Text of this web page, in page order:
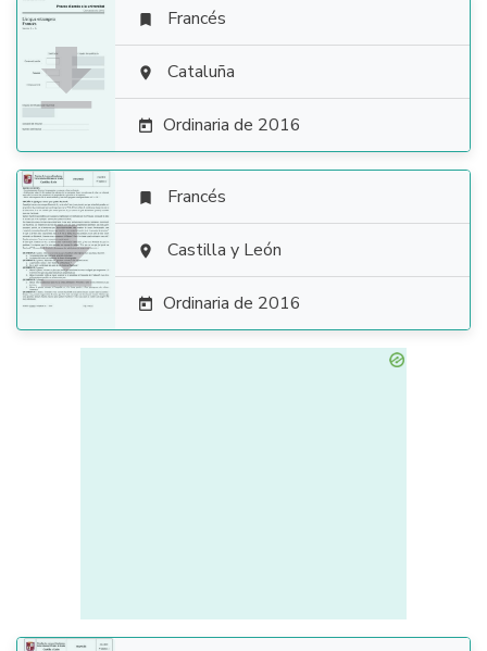

 Francés
 Cataluña
 Ordinaria de 2016

 Francés
 Castilla y León
 Ordinaria de 2016